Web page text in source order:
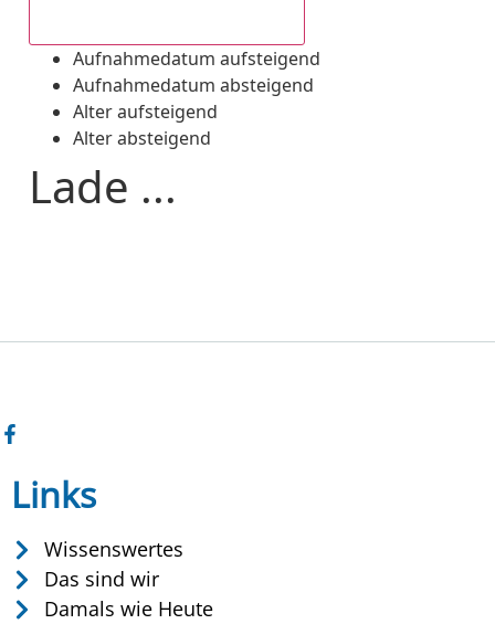
Aufnahmedatum aufsteigend
Aufnahmedatum absteigend
Alter aufsteigend
Alter absteigend
Lade ...
Links
Wissenswertes
Das sind wir
Damals wie Heute